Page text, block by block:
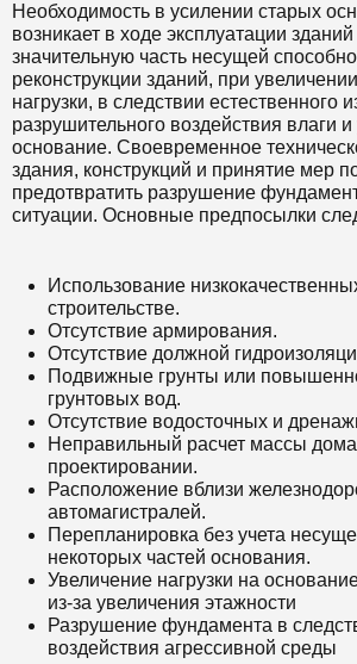
Необходимость в усилении старых
возникает в ходе эксплуатации
значительную часть несущей
реконструкции зданий, при
нагрузки, в следствии естественного
разрушительного воздействия влаги
основание. Своевременное
здания, конструкций и принятие мер
предотвратить разрушение
ситуации. Основные предпосылки
Использование
строительстве.
Отсутствие армирования.
Отсутствие должной
Подвижные грунты или
грунтовых вод.
Отсутствие водосточных и
Неправильный расчет массы
проектировании.
Расположение вблизи
автомагистралей.
Перепланировка без учета
некоторых частей основания.
Увеличение нагрузки на
из-за увеличения этажности
Разрушение фундамента в
воздействия агрессивной среды